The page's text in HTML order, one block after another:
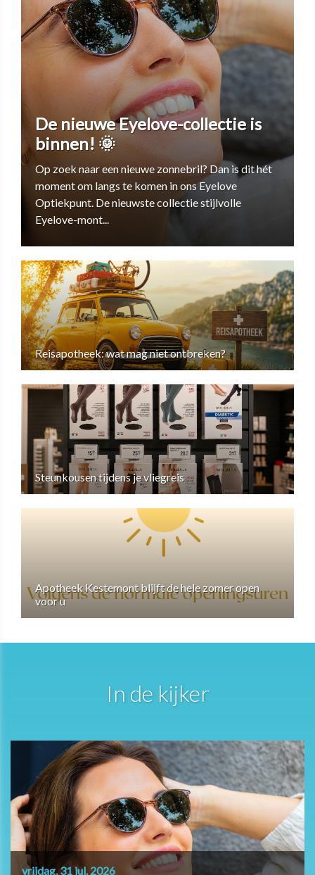
De nieuwe Eyelove-collectie is
binnen! 🌞
Op zoek naar een nieuwe zonnebril? Dan is dit hét
moment om langs te komen in ons Eyelove
Optiekpunt. De nieuwste collectie stijlvolle
Eyelove-mont...
Reisapotheek: wat mag niet ontbreken?
Steunkousen tijdens je vliegreis
Apotheek Kestemont blijft de hele zomer open
voor u
In de kijker
vrijdag, 31 jul. 2026